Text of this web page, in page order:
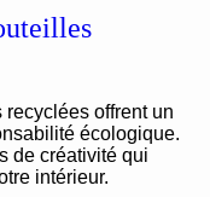
offrent un
écologique.
de créativité qui
intérieur.